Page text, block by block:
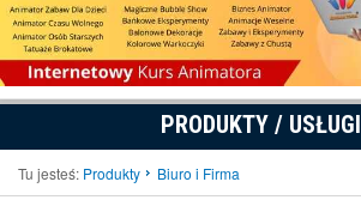
PRODUKTY / USŁUGI
Tu jesteś: Produkty Biuro i Firma